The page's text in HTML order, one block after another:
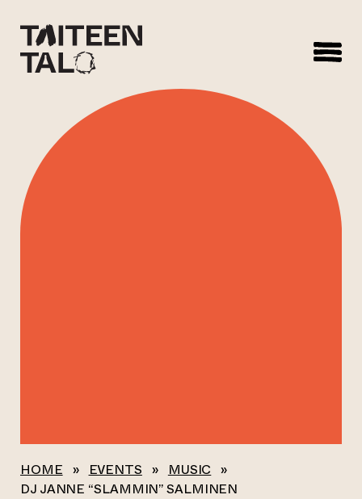
HOME » EVENTS » MUSIC »
DJ JANNE “SLAMMIN” SALMINEN